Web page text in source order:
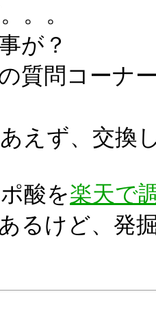
。。
が？
質問コーナ
えず、交換
酸を楽天で
るけど、発